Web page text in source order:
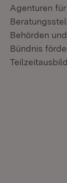
Agenturen
Behörden
Bündnis